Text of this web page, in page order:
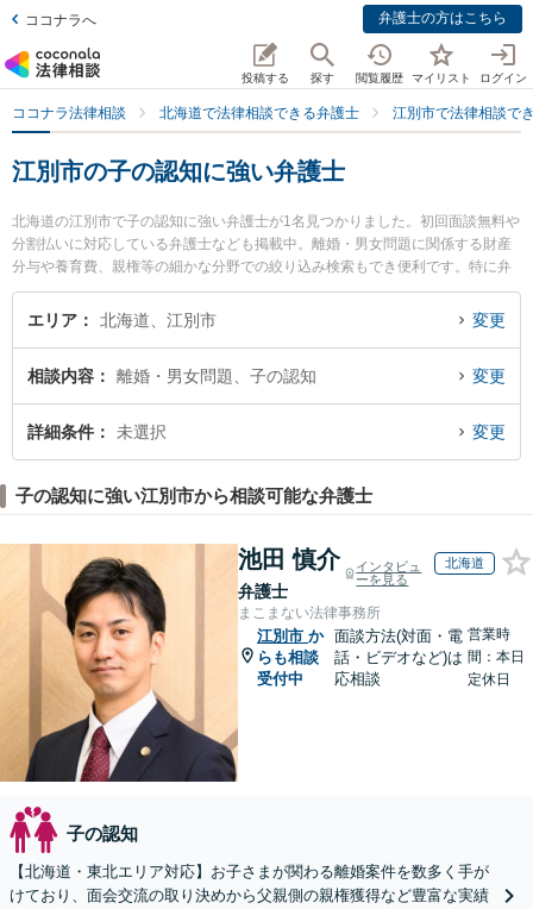
ココナラへ 弁護士の方はこちら
投稿する 探す 閲覧履歴 マイリスト ログイン
ココナラ法律相談 北海道で法律相談できる弁護士 江別市で法律相談で
江別市の子の認知に強い弁護士
北海道の江別市で子の認知に強い弁護士が1名見つかりました。初回面談無料や
分割払いに対応している弁護士なども掲載中。離婚・男女問題に関係する財産
分与や養育費、親権等の細かな分野での絞り込み検索もでき便利です。特に弁
護士法人江別法律事務所の西脇 崇晃弁護士のプロフィール情報や弁護士費用、
強みなどが注目されています。『江別市で土日や夜間に発生した子の認知のト
別市内の弁護士に相談予約したい』などでお困りの相談者さんにおすすめで
す。
エリア 北海道、江別市 変更
相談内容 離婚・男女問題、子の認知 変更
詳細条件 未選択 変更
子の認知に強い江別市から相談可能な弁護士
池田 慎介
弁護士
インタビュ
ーを見る
北海道
まこまない法律事務所
江別市 か
らも相談
受付中
面談方法(対面・電
話・ビデオなど)は
応相談
営業時
間：本日
定休日
子の認知
【北海道・東北エリア対応】お子さまが関わる離婚案件を数多く手が
けており、面会交流の取り決めから父親側の親権獲得など豊富な実績